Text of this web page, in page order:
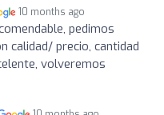
10 months ago
pedimos
calidad/ precio, cantidad
volveremos